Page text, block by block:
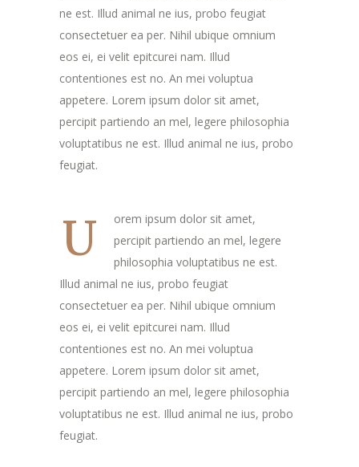
ne est. Illud animal ne ius, probo feugiat
consectetuer ea per. Nihil ubique omnium
eos ei, ei velit epitcurei nam. Illud
contentiones est no. An mei voluptua
appetere. Lorem ipsum dolor sit amet,
percipit partiendo an mel, legere philosophia
voluptatibus ne est. Illud animal ne ius, probo
feugiat.
U
orem ipsum dolor sit amet,
percipit partiendo an mel, legere
philosophia voluptatibus ne est.
Illud animal ne ius, probo feugiat
consectetuer ea per. Nihil ubique omnium
eos ei, ei velit epitcurei nam. Illud
contentiones est no. An mei voluptua
appetere. Lorem ipsum dolor sit amet,
percipit partiendo an mel, legere philosophia
voluptatibus ne est. Illud animal ne ius, probo
feugiat.